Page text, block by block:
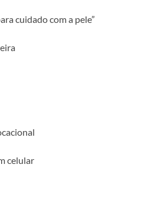
cuidado com a pele”
celular